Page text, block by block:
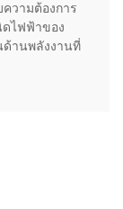
ความต้องการ
ดไฟฟ้าของ
ด้านพลังงานที่